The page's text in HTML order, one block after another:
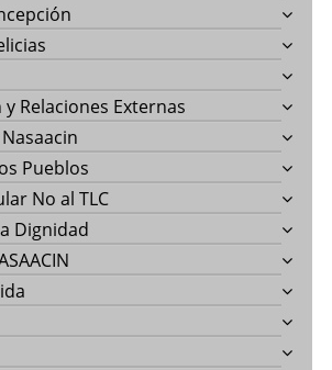
Relaciones Externas
Pueblos
No al TLC
Dignidad